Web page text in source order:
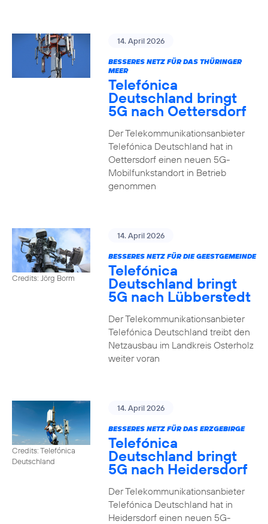
14. April 2026
BESSERES NETZ FÜR DAS THÜRINGER
MEER
Telefónica
Deutschland bringt
5G nach Oettersdorf
Der Telekommunikationsanbieter
Telefónica Deutschland hat in
Oettersdorf einen neuen 5G-
Mobilfunkstandort in Betrieb
genommen
Credits: Jörg Borm
14. April 2026
BESSERES NETZ FÜR DIE GEESTGEMEINDE
Telefónica
Deutschland bringt
5G nach Lübberstedt
Der Telekommunikationsanbieter
Telefónica Deutschland treibt den
Netzausbau im Landkreis Osterholz
weiter voran
Credits: Telefónica
Deutschland
14. April 2026
BESSERES NETZ FÜR DAS ERZGEBIRGE
Telefónica
Deutschland bringt
5G nach Heidersdorf
Der Telekommunikationsanbieter
Telefónica Deutschland hat in
Heidersdorf einen neuen 5G-